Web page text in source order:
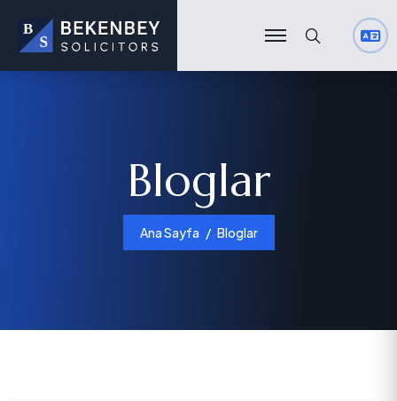
Bloglar
Ana Sayfa Bloglar